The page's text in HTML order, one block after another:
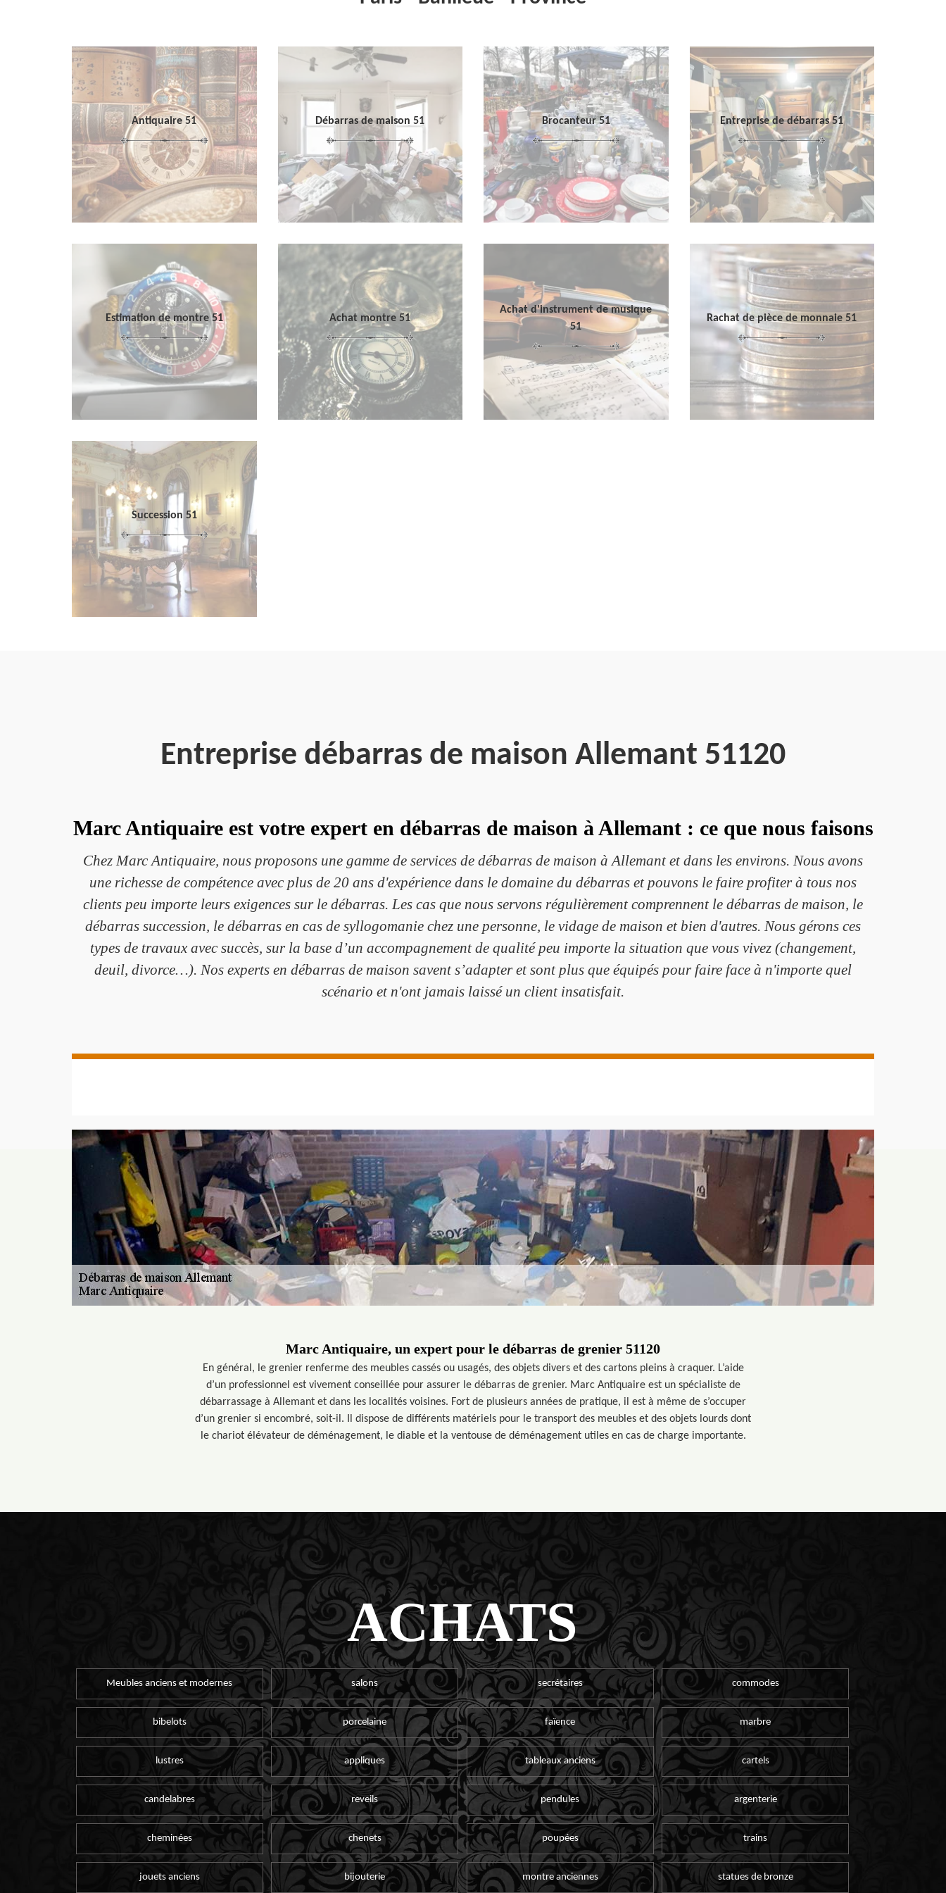
Antiquaire 51 Débarras de maison 51 Brocanteur 51 Entreprise de débarras 51
Estimation de montre 51 Achat montre 51
Achat d'instrument de musique
51
Rachat de pièce de monnaie 51
Succession 51
Entreprise débarras de maison Allemant 51120
Marc Antiquaire est votre expert en débarras de maison à Allemant : ce que nous faisons
Chez Marc Antiquaire, nous proposons une gamme de services de débarras de maison à Allemant et dans les environs. Nous avons
une richesse de compétence avec plus de 20 ans d'expérience dans le domaine du débarras et pouvons le faire profiter à tous nos
clients peu importe leurs exigences sur le débarras. Les cas que nous servons régulièrement comprennent le débarras de maison, le
débarras succession, le débarras en cas de syllogomanie chez une personne, le vidage de maison et bien d'autres. Nous gérons ces
types de travaux avec succès, sur la base d’un accompagnement de qualité peu importe la situation que vous vivez (changement,
deuil, divorce…). Nos experts en débarras de maison savent s’adapter et sont plus que équipés pour faire face à n'importe quel
scénario et n'ont jamais laissé un client insatisfait.
Marc Antiquaire, un expert pour le débarras de grenier 51120
En général, le grenier renferme des meubles cassés ou usagés, des objets divers et des cartons pleins à craquer. L’aide
d’un professionnel est vivement conseillée pour assurer le débarras de grenier. Marc Antiquaire est un spécialiste de
débarrassage à Allemant et dans les localités voisines. Fort de plusieurs années de pratique, il est à même de s’occuper
d’un grenier si encombré, soit-il. Il dispose de différents matériels pour le transport des meubles et des objets lourds dont
le chariot élévateur de déménagement, le diable et la ventouse de déménagement utiles en cas de charge importante.
ACHATS
Meubles anciens et modernes salons secrétaires commodes
bibelots porcelaine faïence marbre
lustres appliques tableaux anciens cartels
candelabres reveils pendules argenterie
cheminées chenets poupées trains
jouets anciens bijouterie montre anciennes statues de bronze